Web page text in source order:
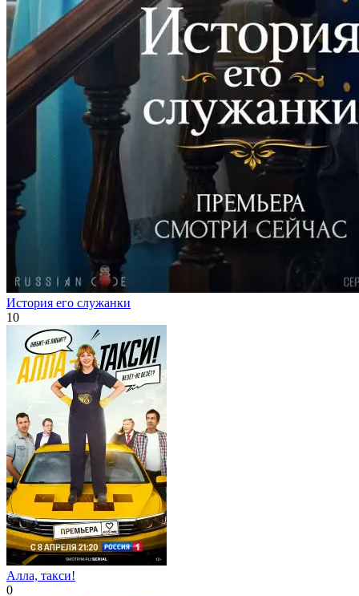
История его служанки
10
Алла, такси!
0